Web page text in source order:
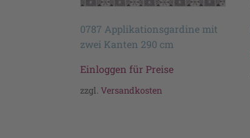
0787 Applikationsgardine mit
zwei Kanten 290 cm
Einloggen für Preise
zzgl. Versandkosten